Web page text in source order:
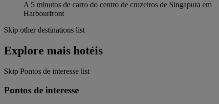
A 5 minutos de carro do centro de cruzeiros de Singapura em
Harbourfront
Skip other destinations list
Explore mais hotéis
Skip Pontos de interesse list
Pontos de interesse